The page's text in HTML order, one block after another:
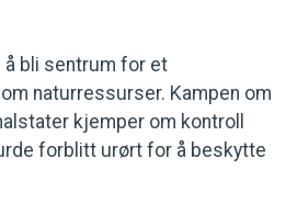
å bli sentrum for et
naturressurser. Kampen om
kjemper om kontroll
forblitt urørt for å beskytte